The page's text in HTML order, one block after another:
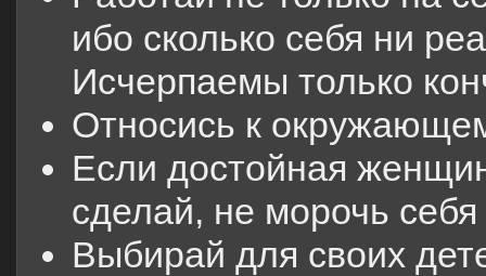
ибо сколько себя ни
Исчерпаемы только
Относись к
Если достойная
сделай, не морочь
Выбирай для своих